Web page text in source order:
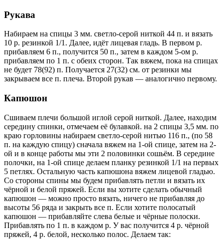
Рукава
Набираем на спицы 3 мм. светло-серой ниткой 44 п. и вязать
10 р. резинкой 1/1. Далее, идёт лицевая гладь. В первом р.
прибавляем 6 п., получится 50 п., затем в каждом 5-ом р.
прибавляем по 1 п. с обеих сторон. Так вяжем, пока на спицах
не будет 78(92) п. Получается 27(32) см. от резинки мы
закрываем все п. плеча. Второй рукав — аналогично первому.
Капюшон
Сшиваем плечи большой иглой серой ниткой. Далее, находим
середину спинки, отмечаем её булавкой. на 2 спицы 3,5 мм. по
краю горловины набираем светло-серой нитью 116 п., (по 58
п. на каждую спицу) сначала вяжем на 1-ой спице, затем на 2-
ой и в конце работы мы эти 2 половинки сошьём. В середине
полочки, на 1-ой спице делаем планку резинкой 1/1 на первых
5 петлях. Остальную часть капюшона вяжем лицевой гладью.
Со стороны спины мы будем прибавлять петли и вязать их
чёрной и белой пряжей. Если вы хотите сделать обычный
капюшон — можно просто вязать, ничего не прибавляя до
высоты 56 ряда и закрыть все п. Если хотите полосатый
капюшон — прибавляйте слева белые и чёрные полоски.
Прибавлять по 1 п. в каждом р. У вас получится 4 р. чёрной
пряжей, 4 р. белой, несколько полос. Делаем так: